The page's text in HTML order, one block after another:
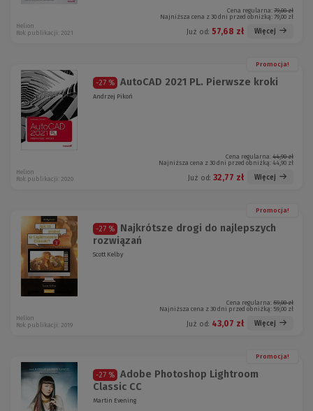
Cena regularna: 79,00 zł
Najniższa cena z 30 dni przed obniżką: 79,00 zł
Już od: 57,68 zł Więcej
Helion
Rok publikacji: 2021
Promocja!
-27 % AutoCAD 2021 PL. Pierwsze kroki
Andrzej Pikoń
Cena regularna: 44,90 zł
Najniższa cena z 30 dni przed obniżką: 44,90 zł
Już od: 32,77 zł Więcej
Helion
Rok publikacji: 2020
Promocja!
-27 %
Najkrótsze drogi do najlepszych
rozwiązań
Scott Kelby
Cena regularna: 59,00 zł
Najniższa cena z 30 dni przed obniżką: 59,00 zł
Już od: 43,07 zł Więcej
Helion
Rok publikacji: 2019
Promocja!
-27 %
Adobe Photoshop Lightroom
Classic CC
Martin Evening